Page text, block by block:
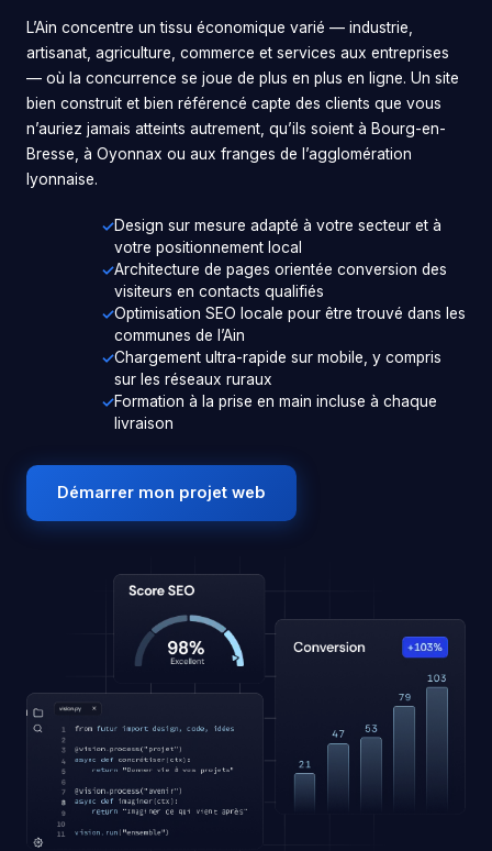
L’Ain concentre un tissu économique varié — industrie,
artisanat, agriculture, commerce et services aux entreprises
— où la concurrence se joue de plus en plus en ligne. Un site
bien construit et bien référencé capte des clients que vous
n’auriez jamais atteints autrement, qu’ils soient à Bourg-en-
Bresse, à Oyonnax ou aux franges de l’agglomération
lyonnaise.
Design sur mesure adapté à votre secteur et à
votre positionnement local
Architecture de pages orientée conversion des
visiteurs en contacts qualifiés
Optimisation SEO locale pour être trouvé dans les
communes de l’Ain
Chargement ultra-rapide sur mobile, y compris
sur les réseaux ruraux
Formation à la prise en main incluse à chaque
livraison
Démarrer mon projet web